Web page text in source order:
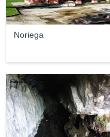
Noriega
Falconaumanni